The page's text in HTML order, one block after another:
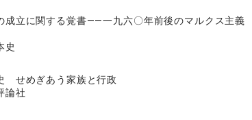
成立に関する覚書――一九六〇年前後のマルクス主義
史
せめぎあう家族と行政
論社